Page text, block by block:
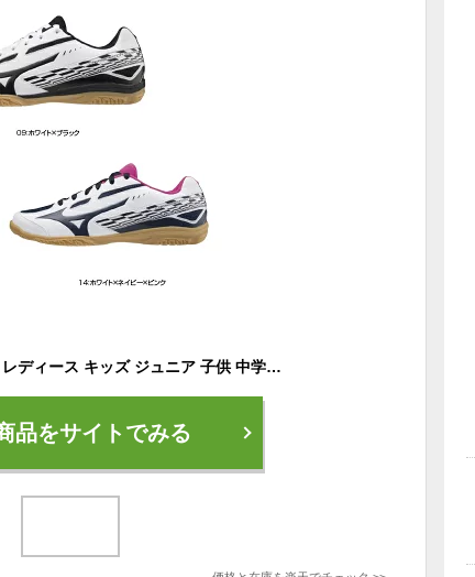
卓球 シューズ メンズ レディース キッズ ジュニア 子供 中学生 高校生 大学生 社会人 部活 体育館シューズ MIZUNO ミズノ apn0162 クロスマッチソード(卓球)[ユニセックス](81GA2130)
品をサイトでみる